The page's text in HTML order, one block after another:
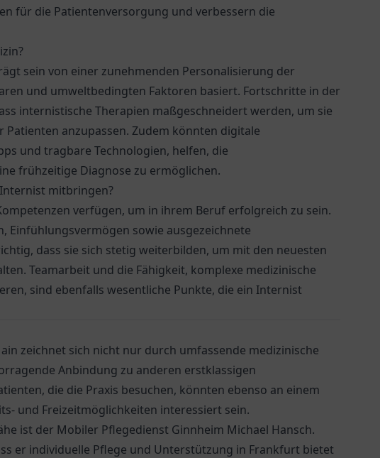
für die Patientenversorgung und verbessern die
sein von einer zunehmenden Personalisierung der
und umweltbedingten Faktoren basiert. Fortschritte in der
internistische Therapien maßgeschneidert werden, um sie
anzupassen. Zudem könnten digitale
und tragbare Technologien, helfen, die
frühzeitige Diagnose zu ermöglichen.
mitbringen?
verfügen, um in ihrem Beruf erfolgreich zu sein.
Einfühlungsvermögen sowie ausgezeichnete
dass sie sich stetig weiterbilden, um mit den neuesten
Teamarbeit und die Fähigkeit, komplexe medizinische
sind ebenfalls wesentliche Punkte, die ein Internist
zeichnet sich nicht nur durch umfassende medizinische
Anbindung zu anderen erstklassigen
die die Praxis besuchen, könnten ebenso an einem
und Freizeitmöglichkeiten interessiert sein.
ist der Mobiler Pflegedienst Ginnheim Michael Hansch.
er individuelle Pflege und Unterstützung in Frankfurt bietet